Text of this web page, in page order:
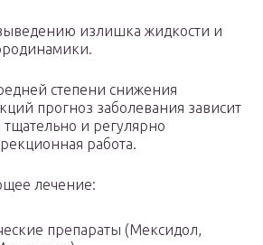
выведению излишка жидкости и
степени снижения
прогноз заболевания зависит
тщательно и регулярно
работа.
лечение:
препараты (Мексидол,